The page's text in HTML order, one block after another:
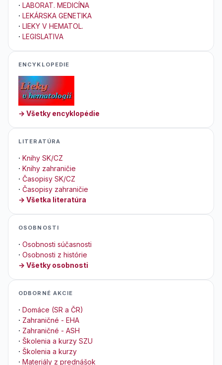
· LABORAT. MEDICÍNA
· LEKÁRSKA GENETIKA
· LIEKY V HEMATOL.
· LEGISLATIVA
ENCYKLOPEDIE
→ Všetky encyklopédie
LITERATÚRA
· Knihy SK/CZ
· Knihy zahraničie
· Časopisy SK/CZ
· Časopisy zahraničie
→ Všetka literatúra
OSOBNOSTI
· Osobnosti súčasnosti
· Osobnosti z histórie
→ Všetky osobnosti
ODBORNÉ AKCIE
· Domáce (SR a ČR)
· Zahraničné - EHA
· Zahraničné - ASH
· Školenia a kurzy SZU
· Školenia a kurzy
· Materiály z prednášok